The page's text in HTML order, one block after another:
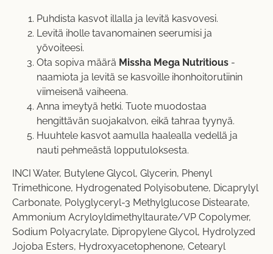
Puhdista kasvot illalla ja levitä kasvovesi.
Levitä iholle tavanomainen seerumisi ja
yövoiteesi.
Ota sopiva määrä Missha Mega Nutritious -
naamiota ja levitä se kasvoille ihonhoitorutiinin
viimeisenä vaiheena.
Anna imeytyä hetki. Tuote muodostaa
hengittävän suojakalvon, eikä tahraa tyynyä.
Huuhtele kasvot aamulla haalealla vedellä ja
nauti pehmeästä lopputuloksesta.
INCI Water, Butylene Glycol, Glycerin, Phenyl
Trimethicone, Hydrogenated Polyisobutene, Dicaprylyl
Carbonate, Polyglyceryl-3 Methylglucose Distearate,
Ammonium Acryloyldimethyltaurate/VP Copolymer,
Sodium Polyacrylate, Dipropylene Glycol, Hydrolyzed
Jojoba Esters, Hydroxyacetophenone, Cetearyl